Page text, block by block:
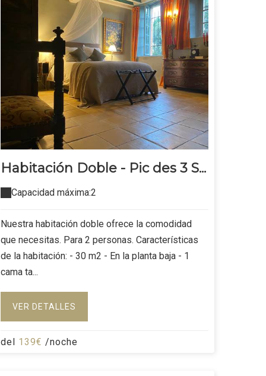
Habitación Doble - Pic des 3 S...
Capacidad máxima:2
Nuestra habitación doble ofrece la comodidad
que necesitas. Para 2 personas. Características
de la habitación: - 30 m2 - En la planta baja - 1
cama ta...
VER DETALLES
del 139€ /noche